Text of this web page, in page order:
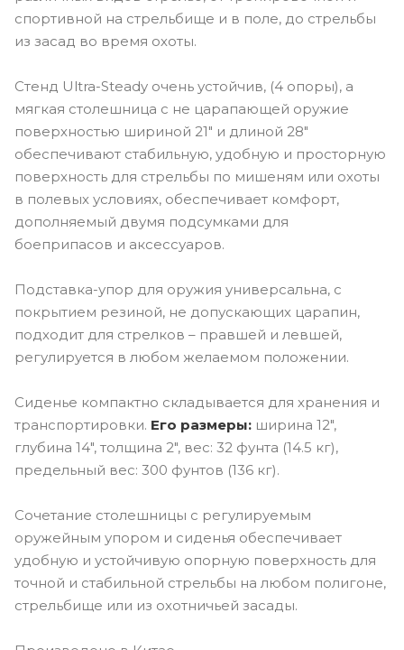
спортивной на стрельбище и в поле, до стрельбы
из засад во время охоты.
Стенд Ultra-Steady очень устойчив, (4 опоры), а
мягкая столешница с не царапающей оружие
поверхностью шириной 21" и длиной 28"
обеспечивают стабильную, удобную и просторную
поверхность для стрельбы по мишеням или охоты
в полевых условиях, обеспечивает комфорт,
дополняемый двумя подсумками для
боеприпасов и аксессуаров.
Подставка-упор для оружия универсальна, с
покрытием резиной, не допускающих царапин,
подходит для стрелков – правшей и левшей,
регулируется в любом желаемом положении.
Сиденье компактно складывается для хранения и
транспортировки. Его размеры: ширина 12",
глубина 14", толщина 2", вес: 32 фунта (14.5 кг),
предельный вес: 300 фунтов (136 кг).
Сочетание столешницы с регулируемым
оружейным упором и сиденья обеспечивает
удобную и устойчивую опорную поверхность для
точной и стабильной стрельбы на любом полигоне,
стрельбище или из охотничьей засады.